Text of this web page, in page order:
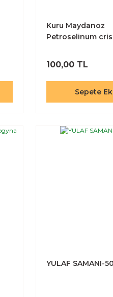
Kuru Maydanoz
Petroselinum
100,00 TL
Sepete
YULAF SAMANI-